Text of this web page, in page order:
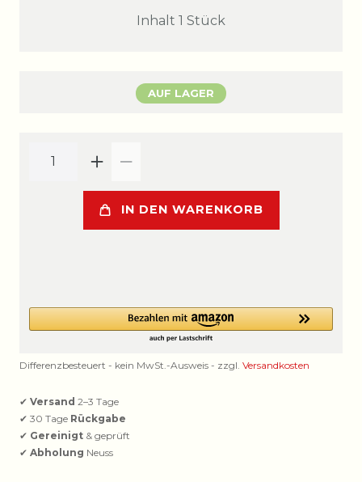
Inhalt 1 Stück
AUF LAGER
IN DEN WARENKORB
Differenzbesteuert - kein MwSt.-Ausweis - zzgl. Versandkosten
✔ Versand 2–3 Tage
✔ 30 Tage Rückgabe
✔ Gereinigt & geprüft
✔ Abholung Neuss